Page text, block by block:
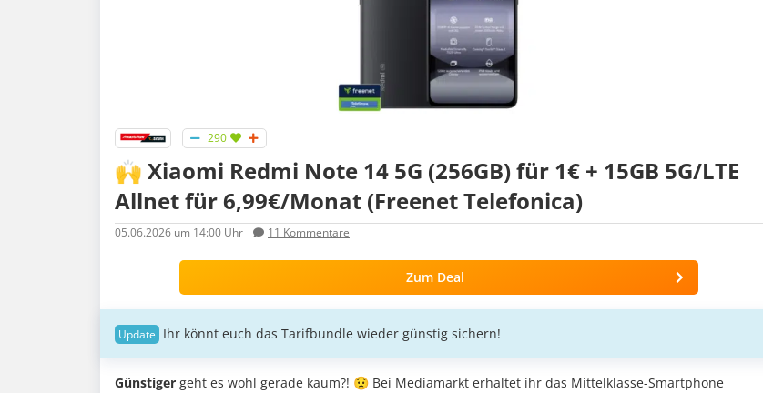
290
🙌 Xiaomi Redmi Note 14 5G (256GB) für 1€ + 15GB 5G/LTE
Allnet für 6,99€/Monat (Freenet Telefonica)
05.06.2026 um 14:00 Uhr 11 Kommentare
Zum Deal
Ihr könnt euch das Tarifbundle wieder günstig sichern!
Günstiger geht es wohl gerade kaum?! 😟 Bei Mediamarkt erhaltet ihr das Mittelklasse-Smartphone